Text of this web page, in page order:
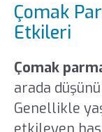
Çomak
Etkileri
Çomak
arada
Genellikle